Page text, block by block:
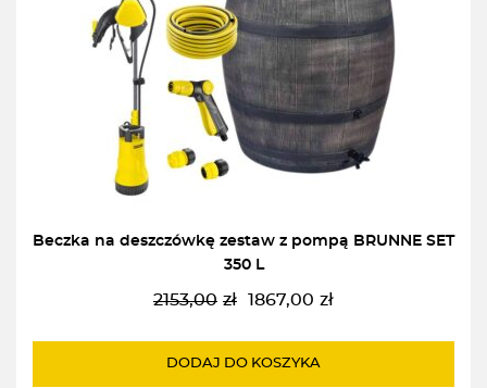
Beczka na deszczówkę zestaw z pompą BRUNNE SET
350 L
2153,00 zł
Pierwotna
wynosiła:
1867,00 zł
Aktualna
wynosi:
DODAJ DO KOSZYKA